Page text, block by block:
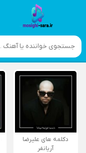
دکلمه های علیرضا
آریانفر